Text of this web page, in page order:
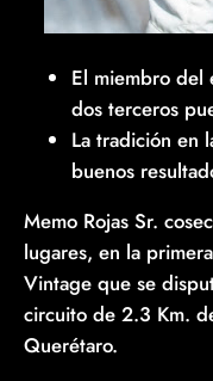
El miembro del
dos terceros
La tradición en
buenos
Memo Rojas Sr.
lugares, en la
Vintage que se
circuito de 2.3 Km.
Querétaro.